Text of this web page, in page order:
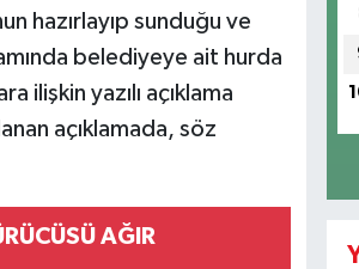
hazırlayıp sunduğu ve
belediyeye ait hurda
ilişkin yazılı açıklama
açıklamada, söz
AĞIR